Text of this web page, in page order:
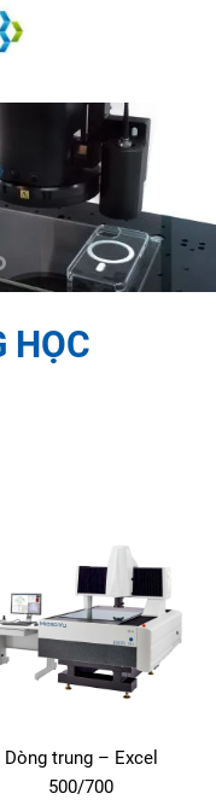
HỌC
Dòng trung – Excel
500/700